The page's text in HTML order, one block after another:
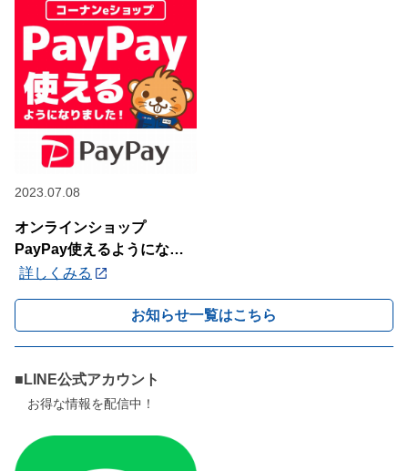
2023.07.08
オンラインショップ
PayPay使えるようになり
ました📢
詳しくみる
お知らせ一覧はこちら
■LINE公式アカウント
お得な情報を配信中！